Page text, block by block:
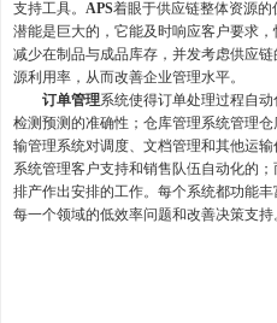
支持工具。 APS着眼于供应链整体资源
潜能是巨大的，它能及时响应客户要求
减少在制品与成品库存，并发考虑供应
源利用率，从而改善企业管理水平。
订单管理系统使得订单处理过程自
检测预测的准确性；仓库管理系统管理
输管理系统对调度、文档管理和其他运
系统管理客户支持和销售队伍自动化的
排产作出安排的工作。每个系统都功能
每一个领域的低效率问题和改善决策支持